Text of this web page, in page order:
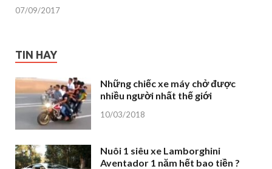
07/09/2017
TIN HAY
Những chiếc xe máy chở được
nhiều người nhất thế giới
10/03/2018
Nuôi 1 siêu xe Lamborghini
Aventador 1 năm hết bao tiền ?